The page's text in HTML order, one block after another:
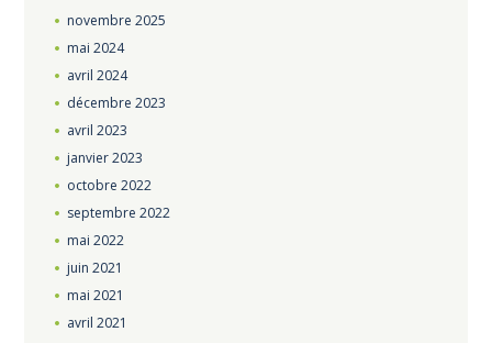
novembre 2025
mai 2024
avril 2024
décembre 2023
avril 2023
janvier2023
octobre 2022
septembre 2022
mai 2022
juin 2021
mai 2021
avril 2021